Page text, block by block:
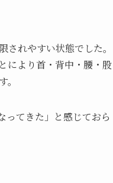
れやすい状態でした。
により首・背中・腰・股
ってきた」と感じておら